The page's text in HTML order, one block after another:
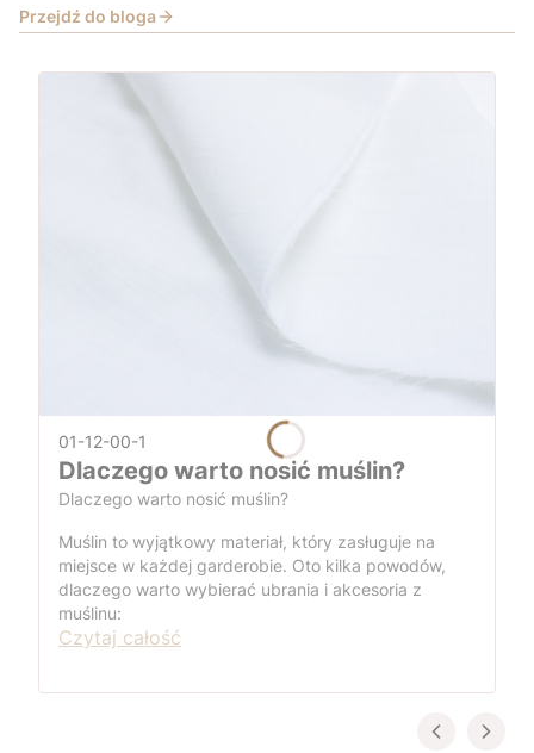
Przejdź do bloga
01-12-00-1
Dlaczego warto nosić muślin?
Dlaczego warto nosić muślin?
Muślin to wyjątkowy materiał, który zasługuje na
miejsce w każdej garderobie. Oto kilka powodów,
dlaczego warto wybierać ubrania i akcesoria z
muślinu:
Czytaj całość